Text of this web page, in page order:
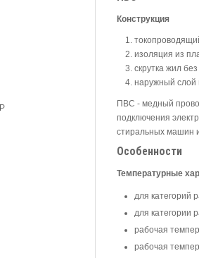
Конструкция
изоляция из
скрутка жил
наружный слой
ПВС - медный
подключения
стиральных машин
Особенности
Температурные
для категорий
для категории
рабочая
рабочая